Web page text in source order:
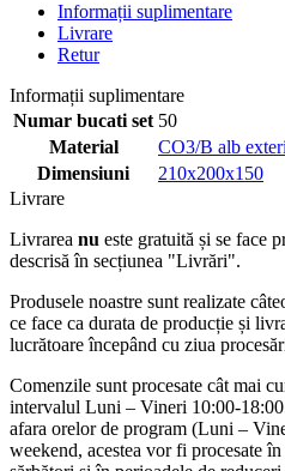
Informații suplimentare
Livrare
Retur
Informații suplimentare
Numar bucati set 50
Material
CO3/B alb
Dimensiuni
210x200x150
Livrare
Livrarea nu este gratuită și se face
descrisă în secțiunea "Livrări".
Produsele noastre sunt realizate
ce face ca durata de producție și
lucrătoare începând cu ziua
Comenzile sunt procesate cât mai
intervalul Luni – Vineri 10:00-
afara orelor de program (Luni –
weekend, acestea vor fi procesate